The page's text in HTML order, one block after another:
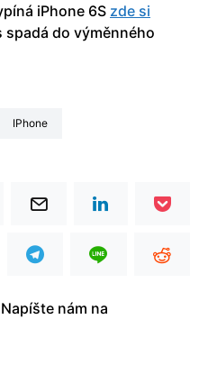
iPhone 6S zde si
spadá do výměnného
iPhone
nám na